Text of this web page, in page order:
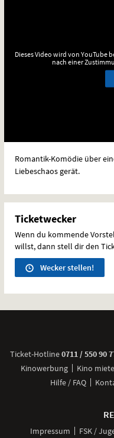
Dieses Video wird von YouTube
nach einer
Romantik-Komödie über
Liebeschaos gerät.
Ticketwecker
Wenn du kommende
willst, dann stell dir den
Wecker stellen!
Ticket-Hotline0711 / 550 90
Kinowerbung
Kino
Hilfe / FAQ
Impressum FSK /